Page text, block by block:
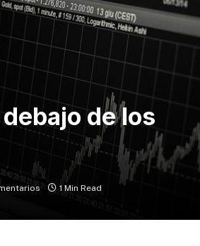
de los
1 Min Read